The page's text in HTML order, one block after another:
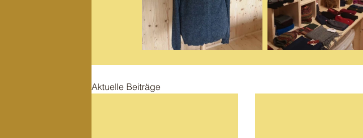
Aktuelle Beiträge